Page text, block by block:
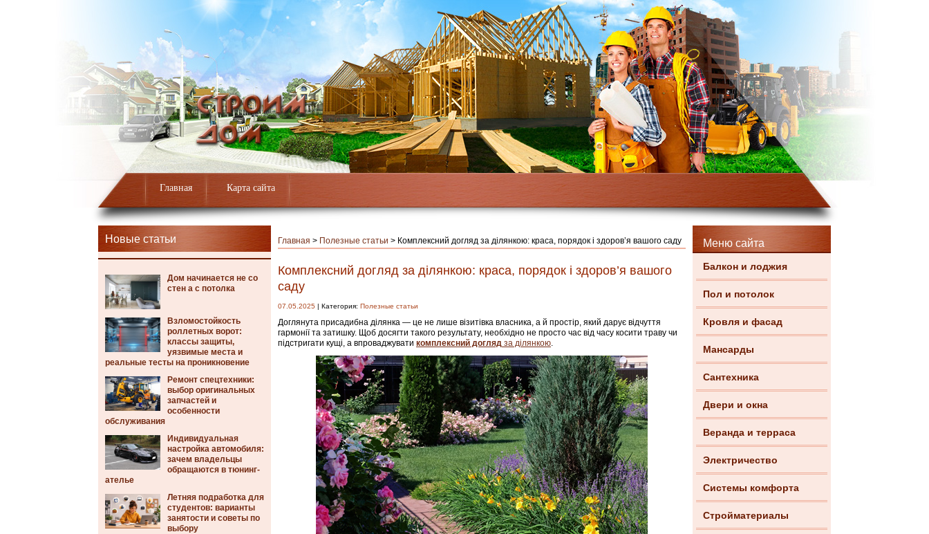
Главная Карта сайта
Новые статьи
Дом начинается не со
стен а с потолка
Взломостойкость
роллетных ворот:
классы защиты,
уязвимые места и
реальные тесты на проникновение
Ремонт спецтехники:
выбор оригинальных
запчастей и
особенности
обслуживания
Индивидуальная
настройка автомобиля:
зачем владельцы
обращаются в тюнинг-
ателье
Летняя подработка для
студентов: варианты
занятости и советы по
выбору
Меню сайта
Балкон и лоджия
Пол и потолок
Кровля и фасад
Мансарды
Сантехника
Двери и окна
Веранда и терраса
Электричество
Системы комфорта
Стройматериалы
Главная > Полезные статьи > Комплексний догляд за ділянкою: краса, порядок і здоров’я вашого саду
Комплексний догляд за ділянкою: краса, порядок і здоров’я вашого
саду
07.05.2025 | Категория: Полезные статьи
Доглянута присадибна ділянка — це не лише візитівка власника, а й простір, який дарує відчуття
гармонії та затишку. Щоб досягти такого результату, необхідно не просто час від часу косити траву чи
підстригати кущі, а впроваджувати комплексний догляд за ділянкою.